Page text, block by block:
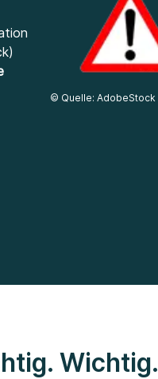
© Quelle: AdobeStock
Wichtig.